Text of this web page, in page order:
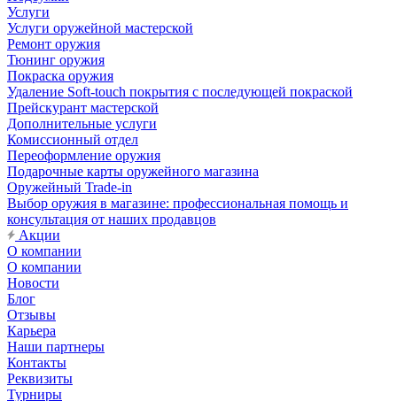
Услуги
Услуги оружейной мастерской
Ремонт оружия
Тюнинг оружия
Покраска оружия
Удаление Soft-touch покрытия с последующей покраской
Прейскурант мастерской
Дополнительные услуги
Комиссионный отдел
Переоформление оружия
Подарочные карты оружейного магазина
Оружейный Trade-in
Выбор оружия в магазине: профессиональная помощь и
консультация от наших продавцов
Акции
О компании
О компании
Новости
Блог
Отзывы
Карьера
Наши партнеры
Контакты
Реквизиты
Турниры